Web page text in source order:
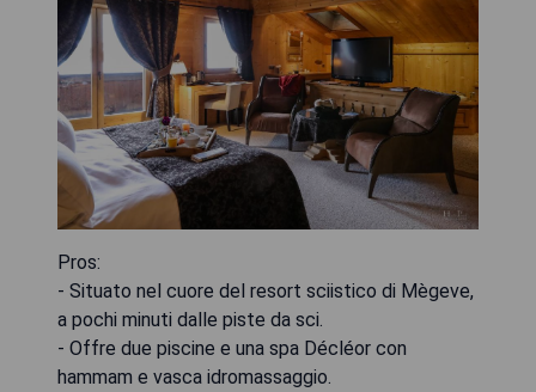
Pros:
- Situato nel cuore del resort sciistico di Mègeve,
a pochi minuti dalle piste da sci.
- Offre due piscine e una spa Décléor con
hammam e vasca idromassaggio.